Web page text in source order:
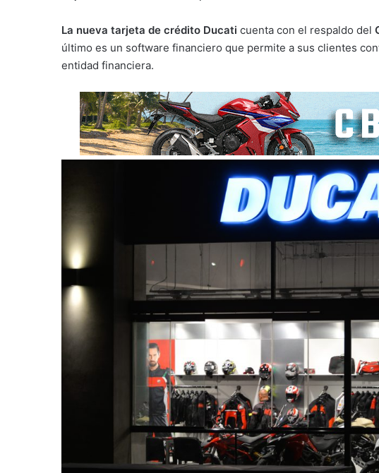
La nueva tarjeta de crédito Ducati cuenta con el respaldo del
último es un software financiero que permite a sus clientes
entidad financiera.